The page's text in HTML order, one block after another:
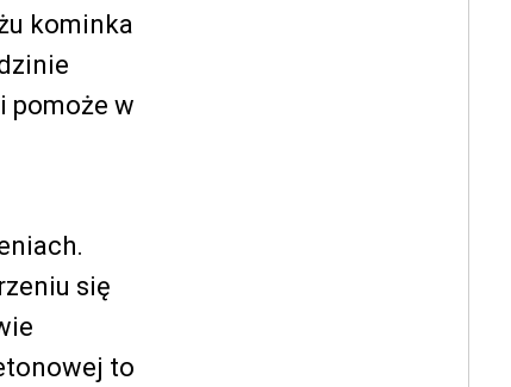
kominka
pomoże w
się
to